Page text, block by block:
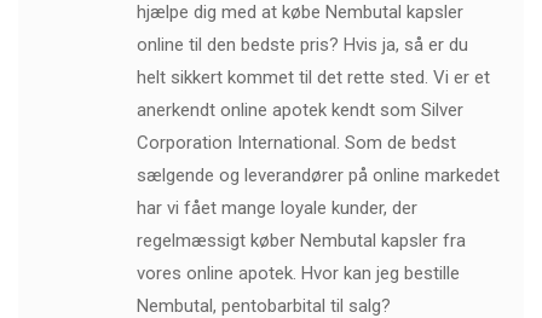
hjælpe dig med at købe Nembutal kapsler
online til den bedste pris? Hvis ja, så er du
helt sikkert kommet til det rette sted. Vi er et
anerkendt online apotek kendt som Silver
Corporation International. Som de bedst
sælgende og leverandører på online markedet
har vi fået mange loyale kunder, der
regelmæssigt køber Nembutal kapsler fra
vores online apotek. Hvor kan jeg bestille
Nembutal, pentobarbital til salg?